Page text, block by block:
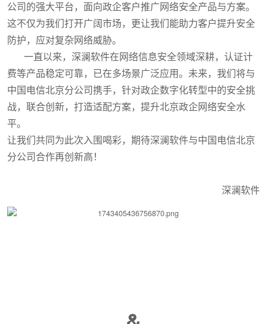
公司的强大平台，面向政企客户推广网络安全产品与方案。
这不仅为我们打开广阔市场，更让我们能助力客户提升安全
防护，应对复杂网络威胁。
一直以来，深澜软件在网络信息安全领域深耕，认证计
费等产品稳定可靠，已在多场景广泛应用。未来，我们将与
中国电信北京分公司携手，针对政企数字化转型中的安全挑
战，联合创新，打造适配方案，提升北京政企网络安全水
平。
让我们共同为此次入围喝彩，期待深澜软件与中国电信北京
分公司合作再创新高！
深澜软件